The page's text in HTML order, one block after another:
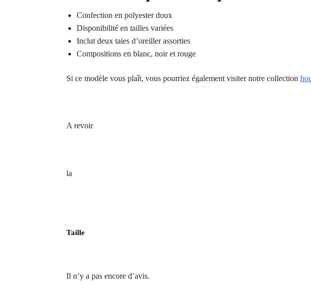
Confection en polyester doux
Disponibilité en tailles variées
Inclut deux taies d’oreiller assorties
Compositions en blanc, noir et rouge
Si ce modèle vous plaît, vous pourriez également visiter notre collection
A revoir
la
Taille
Il n’y a pas encore d’avis.